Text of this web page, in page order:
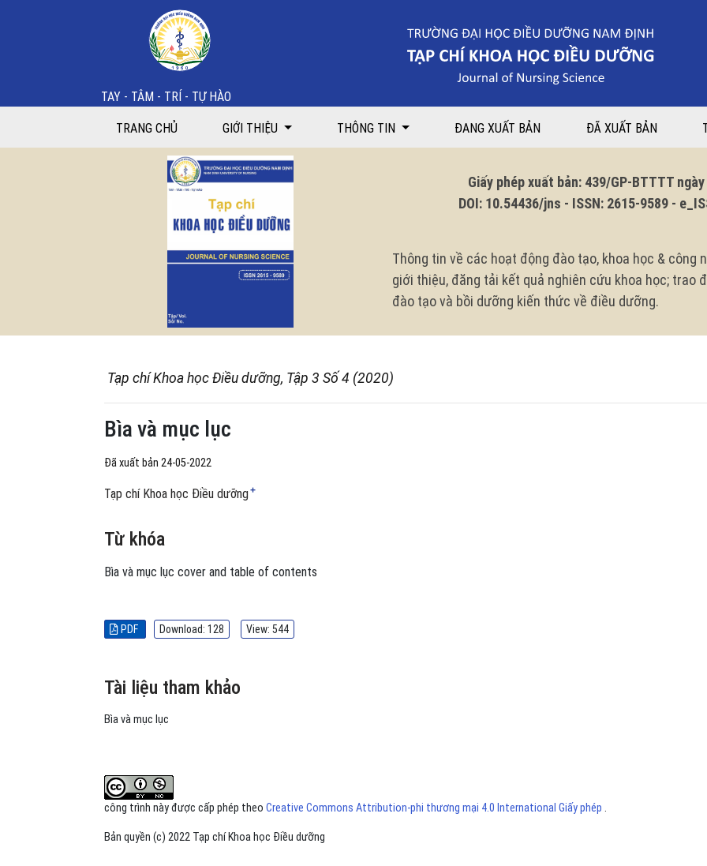
Bìa và mục lục
TAY - TÂM - TRÍ - TỰ HÀO
TRANG CHỦ GIỚI THIỆU THÔNG TIN ĐANG XUẤT BẢN ĐÃ XUẤT BẢN
Giấy phép xuất bản: 439/GP-BTTTT ngày
DOI: 10.54436/jns - ISSN: 2615-9589 -
Thông tin về các hoạt động đào tạo, khoa học & công
giới thiệu, đăng tải kết quả nghiên cứu khoa học; trao
đào tạo và bồi dưỡng kiến thức về điều dưỡng.
Tạp chí Khoa học Điều dưỡng, Tập 3 Số 4 (2020)
Bìa và mục lục
Đã xuất bản 24-05-2022
Tạp chí Khoa học Điều dưỡng+
Từ khóa
Bìa và mục lục cover and table of contents
PDF Download: 128 View: 544
Tài liệu tham khảo
Bìa và mục lục
công trình này được cấp phép theo Creative Commons Attribution-phi thương mại 4.0 International Giấy phép .
Bản quyền (c) 2022 Tạp chí Khoa học Điều dưỡng